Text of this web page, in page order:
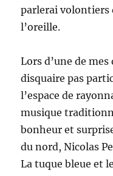
parlerai volontiers
l’oreille.
Lors d’une de
disquaire pas
l’espace de
musique
bonheur et
du nord, Nicolas
La tuque bleue et